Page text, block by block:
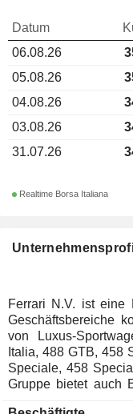
Ferrari N.V. ist eine
Geschäftsbereiche konzentriert: -
von Luxus-
Italia, 488 GTB, 458
Speciale, 458
Gruppe bietet auch Ersatzteile an;
Datum
06.08.26
05.08.26
04.08.26
03.08.26
31.07.26
Realtime Borsa Italiana